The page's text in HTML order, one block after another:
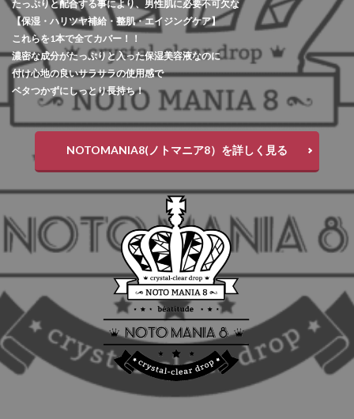
たっぷりと配合する事により、男性肌に必要不可欠な
【保湿・ハリツヤ補給・整肌・エイジングケア】
これらを1本で全てカバー！！
濃密な成分がたっぷりと入った保湿美容液なのに
付け心地の良いサラサラの使用感で
ベタつかずにしっとり長持ち！
NOTOMANIA8(ノトマニア8）を詳しく見る